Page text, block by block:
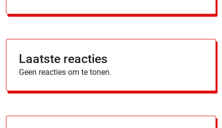
Laatste reacties
Geen reacties om te tonen.